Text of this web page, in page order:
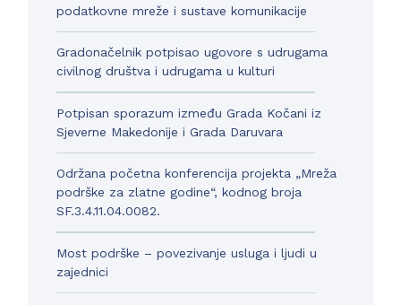
podatkovne mreže i sustave komunikacije
Gradonačelnik potpisao ugovore s udrugama
civilnog društva i udrugama u kulturi
Potpisan sporazum između Grada Kočani iz
Sjeverne Makedonije i Grada Daruvara
Održana početna konferencija projekta „Mreža
podrške za zlatne godine“, kodnog broja
SF.3.4.11.04.0082.
Most podrške – povezivanje usluga i ljudi u
zajednici